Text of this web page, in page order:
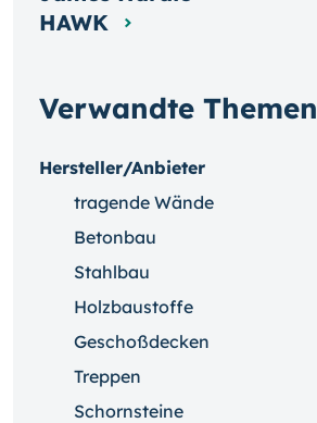
Verwandte Themen
Hersteller/Anbieter
tragende Wände
Betonbau
Stahlbau
Holzbaustoffe
Geschoßdecken
Treppen
Schornsteine
HAWK